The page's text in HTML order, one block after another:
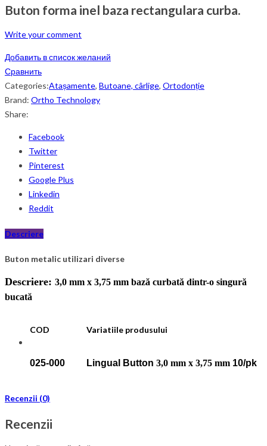
Buton forma inel baza rectangulara curba.
Write your comment
Добавить в список желаний
Сравнить
Categories:Atașamente, Butoane, cârlige, Ortodonție
Brand: Ortho Technology
Share:
Facebook
Twitter
Pinterest
Google Plus
Linkedin
Reddit
Descriere
Buton metalic utilizari diverse
Descriere: 3,0 mm x 3,75 mm bază curbată dintr-o singură
bucată
COD Variatiile produsului
025-000 Lingual Button 3,0 mm x 3,75 mm 10/pk
Recenzii (0)
Recenzii